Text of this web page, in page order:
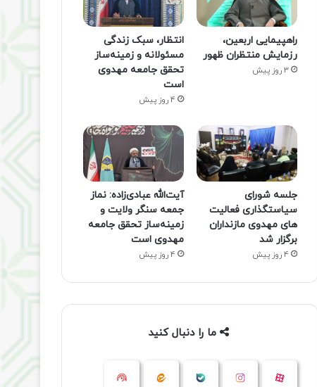
راهپیمایی اربعین،
رزمایش منتظران ظهور
3 روز پیش
انتظار، سبک زندگی
مسئولانه و زمینه‌ساز
تحقق جامعه مهدوی
است
4 روز پیش
جلسه شورای
سیاستگذاری فعالیت
های مهدوی مازنداران
برگزار شد
4 روز پیش
آیت‌الله عبادی‌زاده: نماز
جمعه سنگر ولایت و
زمینه‌ساز تحقق جامعه
مهدوی است
4 روز پیش
ما را دنبال کنید
آپارات اینستاگرام ایتا